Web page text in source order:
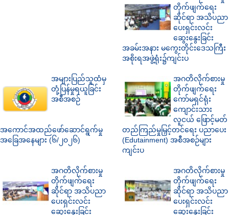
တိုက်ဖျက်ရေး
ဆိုင်ရာ အသိပညာ
ပေးရှင်းလင်း
ဆွေးနွေးခြင်း
အခမ်းအနား မကွေးတိုင်းဒေသကြီး
အစိုးရအဖွဲ့ရုံး၌ကျင်းပ
အများပြည်သူထံမှ
တုံ့ပြန်မှုရယူခြင်း
အစီအစဉ်
အကောင်အထည်ဖော်ဆောင်ရွက်မှု
အခြေအနေများ (၆/၂၀၂၆)
အဂတိလိုက်စားမှု
တိုက်ဖျက်ရေး
ကော်မရှင်ရုံး
ကျောင်းသား
လူငယ် ဖြောင့်မတ်
တည်ကြည်မှုမြှင့်တင်ရေး ပညာပေး
(Edutainment) အစီအစဉ်များ
ကျင်းပ
အဂတိလိုက်စားမှု
တိုက်ဖျက်ရေး
ဆိုင်ရာ အသိပညာ
ပေးရှင်းလင်း
ဆွေးနွေးခြင်း
အဂတိလိုက်စားမှု
တိုက်ဖျက်ရေး
ဆိုင်ရာ အသိပညာ
ပေးရှင်းလင်း
ဆွေးနွေးခြင်း